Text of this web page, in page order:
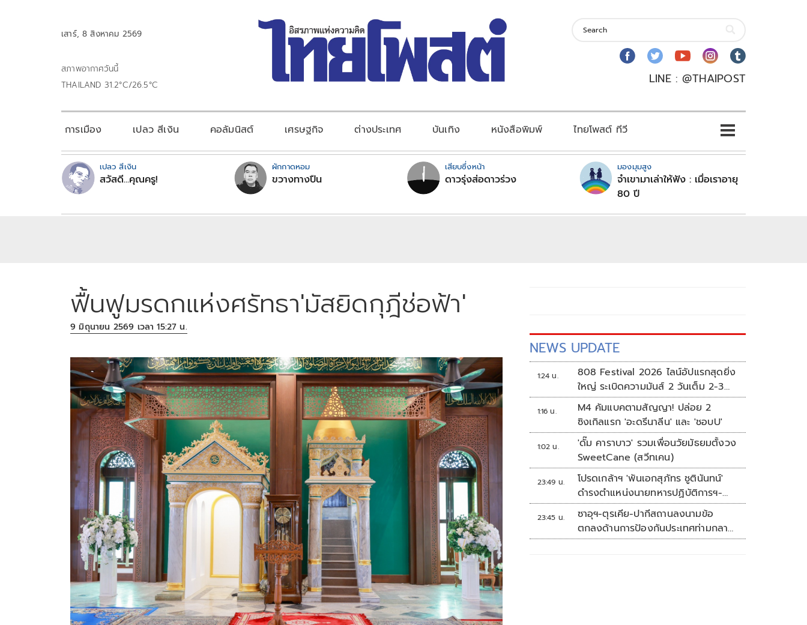
เสาร์, 8 สิงหาคม 2569
สภาพอากาศวันนี้
THAILAND 31.2°C/26.5°C
LINE : @THAIPOST
การเมือง เปลว สีเงิน คอลัมนิสต์ เศรษฐกิจ ต่างประเทศ บันเทิง หนังสือพิมพ์ ไทยโพสต์ ทีวี
เปลว สีเงิน
สวัสดี...คุณครู!
ผักกาดหอม
ขวางทางปืน
เสียบซึ่งหน้า
ดาวรุ่งส่อดาวร่วง
มองมุมสูง
จำเขามาเล่าให้ฟัง : เมื่อเราอายุ
80 ปี
ฟื้นฟูมรดกแห่งศรัทธา'มัสยิดกุฎีช่อฟ้า'
9 มิถุนายน 2569 เวลา 15:27 น.
NEWS UPDATE
1:24 น.
808 Festival 2026 ไลน์อัปแรกสุดยิ่ง
ใหญ่ ระเบิดความมันส์ 2 วันเต็ม 2-3
ต.ค.นี้
1:16 น.
M4 คัมแบคตามสัญญา! ปล่อย 2
ซิงเกิลแรก 'อะดรีนาลีน' และ 'ชอบU'
1:02 น.
'ดั๊ม คาราบาว' รวมเพื่อนวัยมัธยมตั้งวง
SweetCane (สวีทเคน)
23:49 น.
โปรดเกล้าฯ 'พันเอกสุภัทร ชูตินันทน์'
ดำรงตำแหน่งนายทหารปฏิบัติการฯ-
พระราชทานยศ 'พลตรี'
23:45 น.
ซาอุฯ-ตุรเคีย-ปากีสถานลงนามข้อ
ตกลงด้านการป้องกันประเทศท่ามกลาง
สงครามในภูมิภาค